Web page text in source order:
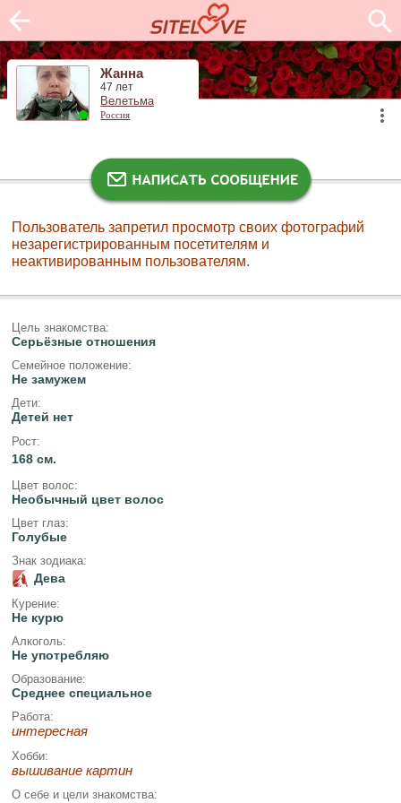
Жанна
47 лет
Велетьма
Россия
Пользователь запретил просмотр своих фотографий
незарегистрированным посетителям и
неактивированным пользователям.
Цель знакомства:
Серьёзные отношения
Семейное положение:
Не замужем
Дети:
Детей нет
Рост:
168 см.
Цвет волос:
Необычный цвет волос
Цвет глаз:
Голубые
Знак зодиака:
Дева
Курение:
Не курю
Алкоголь:
Не употребляю
Образование:
Среднее специальное
Работа:
интересная
Хобби:
вышивание картин
О себе и цели знакомства: